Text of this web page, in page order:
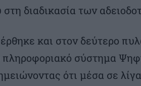
διαδικασία των
και στον δεύτερο
σύστημα
ότι μέσα σε